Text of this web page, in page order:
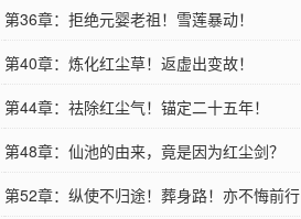
第36章：拒绝元婴老祖！雪莲暴动！
第40章：炼化红尘草！返虚出变故！
第44章：祛除红尘气！锚定二十五年！
第48章：仙池的由来，竟是因为红尘剑？
第52章：纵使不归途！葬身路！亦不悔前行